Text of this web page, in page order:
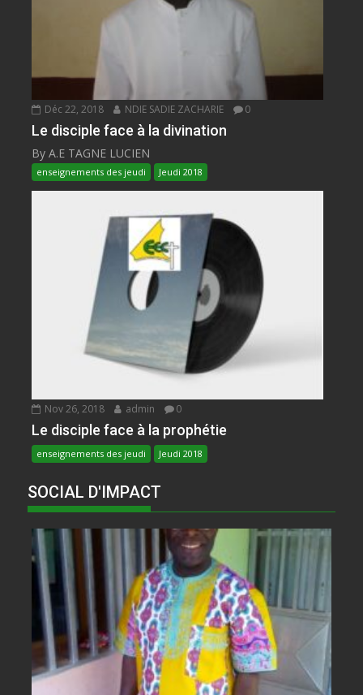
Déc 22, 2018 NDIE SADIE ZACHARIE 0
Le disciple face à la divination
By A.E TAGNE LUCIEN
enseignements des jeudi Jeudi 2018
Nov 26, 2018 admin 0
Le disciple face à la prophétie
enseignements des jeudi Jeudi 2018
SOCIAL D'IMPACT